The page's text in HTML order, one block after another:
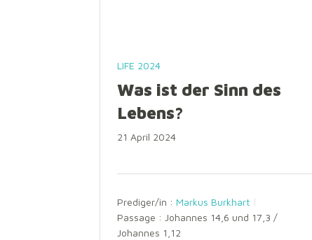
LIFE 2024
Was ist der Sinn des
Lebens?
21 April 2024
Prediger/in : Markus Burkhart
Passage : Johannes 14,6 und 17,3 /
Johannes 1,12